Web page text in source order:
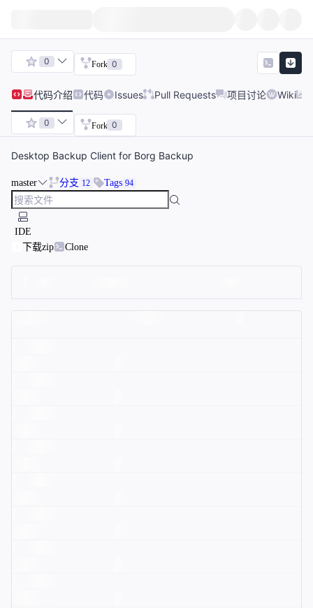
0 Fork 0
代码介绍 代码 Issues Pull Requests 项目讨论 Wiki
0 Fork 0
Desktop Backup Client for Borg Backup
master 分支 12 Tags 94
IDE
下载zip
Clone